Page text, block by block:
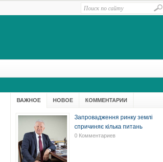
ВАЖНОЕ НОВОЕ КОММЕНТАРИИ
Запровадження ринку землі
спричиняє кілька питань
0 Комментариев